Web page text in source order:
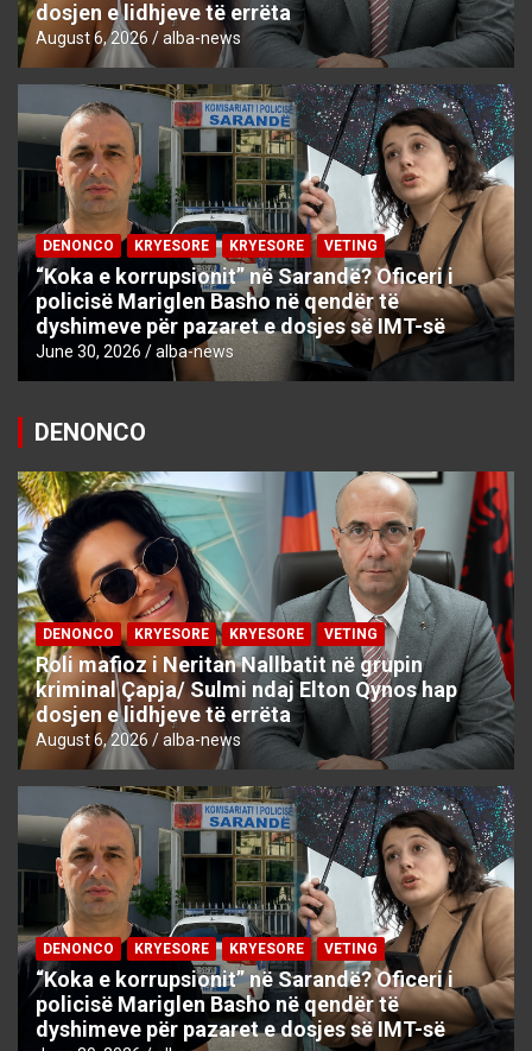
dosjen e lidhjeve të errëta
August 6, 2026 alba-news
DENONCO KRYESORE KRYESORE VETING
“Koka e korrupsionit” në Sarandë? Oficeri i
policisë Mariglen Basho në qendër të
dyshimeve për pazaret e dosjes së IMT-së
June 30, 2026 alba-news
DENONCO
DENONCO KRYESORE KRYESORE VETING
Roli mafioz i Neritan Nallbatit në grupin
kriminal Çapja/ Sulmi ndaj Elton Qynos hap
dosjen e lidhjeve të errëta
August 6, 2026 alba-news
DENONCO KRYESORE KRYESORE VETING
“Koka e korrupsionit” në Sarandë? Oficeri i
policisë Mariglen Basho në qendër të
dyshimeve për pazaret e dosjes së IMT-së